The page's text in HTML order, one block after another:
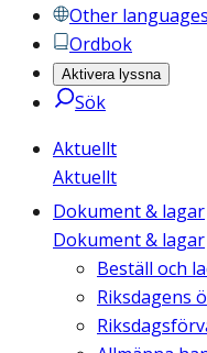
Other languages
Ordbok
Aktivera lyssna
Sök
Aktuellt
Aktuellt
Dokument & lagar
Dokument & lagar
Beställ och
Riksdagens